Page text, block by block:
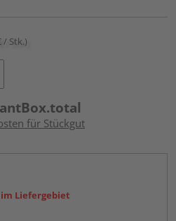
/ Stk.)
für Stückgut
Liefergebiet